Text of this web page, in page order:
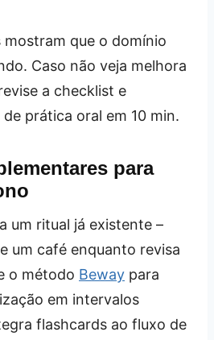
mostram que o domínio
Caso não veja melhora
a checklist e
prática oral em 10 min.
para
um ritual já existente –
um café enquanto revisa
o método Beway para
em intervalos
flashcards ao fluxo de